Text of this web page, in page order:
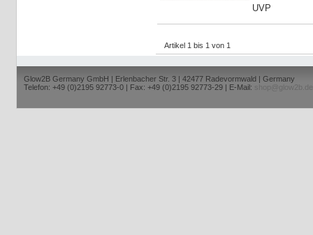
UVP
Artikel 1 bis 1 von 1
Glow2B Germany GmbH | Erlenbacher Str. 3 | 42477 Radevormwald | Germany
Telefon: +49 (0)2195 92773-0 | Fax: +49 (0)2195 92773-29 | E-Mail:
shop@glow2b.de